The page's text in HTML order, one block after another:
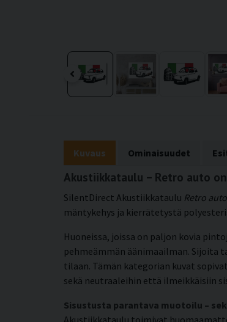
Kuvaus Ominaisuudet
Akustiikkataulu – Retro auto
SilentDirect Akustiikkataulu Retro
mäntykehys ja kierrätetystä
Huoneissa, joissa on paljon kovia
pehmeämmän äänimaailman. Sijoita
tilaan. Tämän kategorian kuvat
sekä neutraaleihin että ilmeikkäisiin
Sisustusta parantava muotoilu –
Akustiikkataulu toimivat